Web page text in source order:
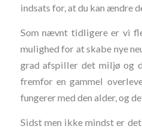
indsats for, at du kan ændre
Som nævnt tidligere er vi
mulighed for at skabe nye
grad afspiller det miljø og
fremfor en gammel
fungerer med den alder, og
Sidst men ikke mindst er